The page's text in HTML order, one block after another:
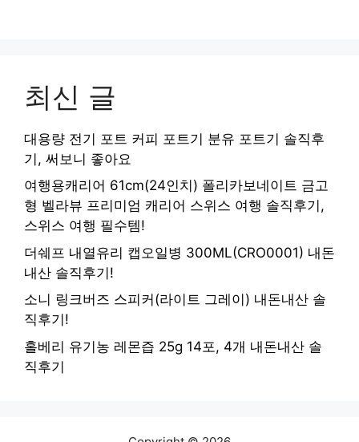
최신 글
대용량 전기 포트 커피 포트기 분유 포트기 솔직후
기, 써보니 좋아요
여행용캐리어 61cm(24인치) 폴리카보네이트 금고
형 벨라뷰 프리미엄 캐리어 스위스 여행 솔직후기,
스위스 여행 필수템!
더쉐프 내열유리 캡오일병 300ML(CRO0001) 내돈
내산 솔직후기!
소니 링크버즈 스피커(라이트 그레이) 내돈내산 솔
직후기!
홀베리 유기농 레몬즙 25g 14포, 4개 내돈내산 솔
직후기